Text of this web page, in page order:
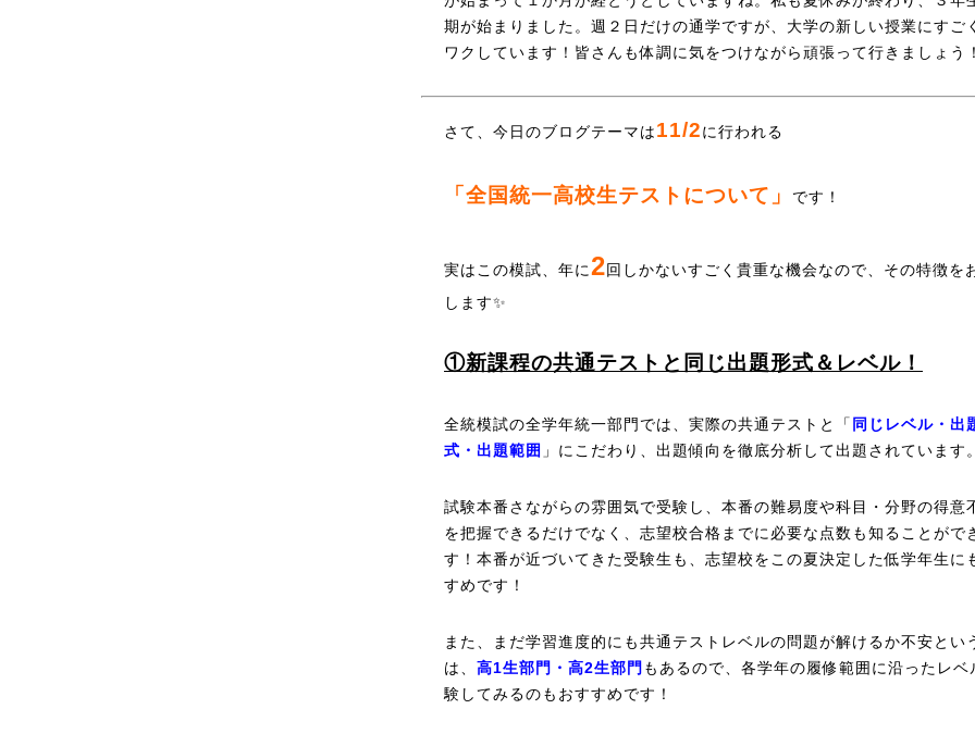
期が始まりました。週２日だけの通学ですが、大学の新しい授業にすご
ワクしています！皆さんも体調に気をつけながら頑張って行きましょう！
さて、今日のブログテーマは11/2に行われる
「全国統一高校生テストについて」 です！
実はこの模試、年に2回しかないすごく貴重な機会なので、その特徴を
します✨
①新課程の共通テストと同じ出題形式＆レベル！
全統模試の全学年統一部門では、実際の共通テストと「 同じレベル・出
式・出題範囲 」にこだわり、出題傾向を徹底分析して出題されています。
試験本番さながらの雰囲気で受験し、本番の難易度や科目・分野の得意
を把握できるだけでなく、志望校合格までに必要な点数も知ることがで
す！ 本番が近づいてきた受験生も、志望校をこの夏決定した低学年生に
すめです！
また、まだ学習進度的にも共通テストレベルの問題が解けるか不安とい
は、 高1生部門・高2生部門 もあるので、各学年の履修範囲に沿ったレベ
験してみるのもおすすめです！